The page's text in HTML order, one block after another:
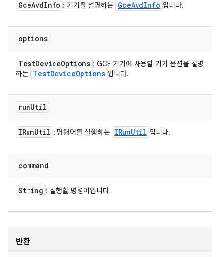
GceAvdInfo : 기기를 설명하는 GceAvdInfo 입니다.
options
TestDeviceOptions : GCE 기기에 사용할 기기 옵션을 설명
하는 TestDeviceOptions 입니다.
runUtil
IRunUtil : 명령어를 실행하는 IRunUtil 입니다.
command
String : 실행할 명령어입니다.
반환